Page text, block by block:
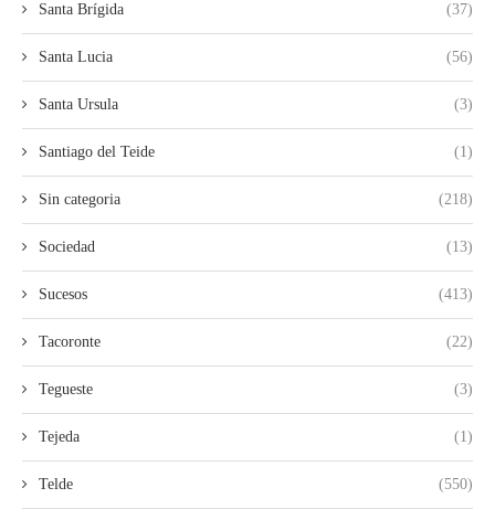
Santa Brígida (37)
Santa Lucia (56)
Santa Ursula (3)
Santiago del Teide (1)
Sin categoria (218)
Sociedad (13)
Sucesos (413)
Tacoronte (22)
Tegueste (3)
Tejeda (1)
Telde (550)